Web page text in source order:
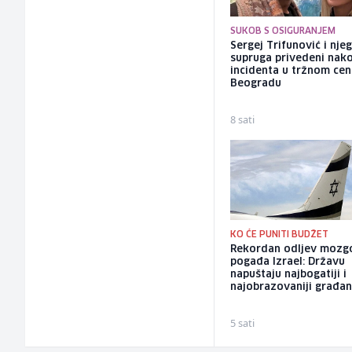
SUKOB S OSIGURANJEM
Sergej Trifunović i
supruga privedeni
incidenta u tržnom
Beogradu
8 sati
KO ĆE PUNITI BUDŽET
Rekordan odljev
pogađa Izrael: Državu
napuštaju najbogatiji i
najobrazovaniji
5 sati